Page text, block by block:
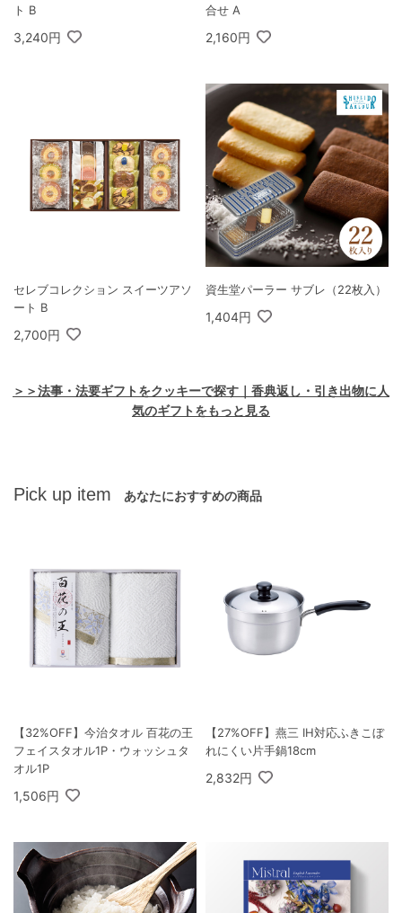
ト B
3,240円
合せ A
2,160円
セレブコレクション スイーツアソ
ート B
2,700円
資生堂パーラー サブレ（22枚入）
1,404円
＞＞法事・法要ギフトをクッキーで探す｜香典返し・引き出物に人
気のギフトをもっと見る
Pick up item あなたにおすすめの商品
【32%OFF】今治タオル 百花の王
フェイスタオル1P・ウォッシュタ
オル1P
1,506円
【27%OFF】燕三 IH対応ふきこぼ
れにくい片手鍋18cm
2,832円